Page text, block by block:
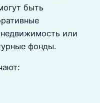
быть
или
фонды.